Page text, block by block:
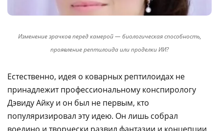
Изменение зрачков перед камерой — биологическая способность,
проявление рептилоида или проделки ИИ?
Естественно, идея о коварных рептилоидах не
принадлежит профессиональному конспирологу
Дэвиду Айку и он был не первым, кто
популяризировал эту идею. Он лишь собрал